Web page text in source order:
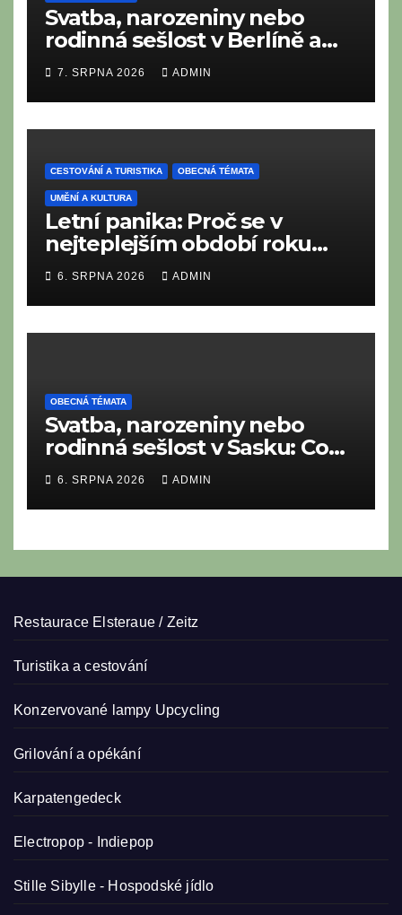
Svatba, narozeniny nebo
rodinná sešlost v Berlíně a
Braniborsku: Co nesmí
chybět na moderním i
tradičním metropolitním
bufetu?
7. SRPNA 2026 ADMIN
CESTOVÁNÍ A TURISTIKA OBECNÁ TÉMATA
UMĚNÍ A KULTURA
Letní panika: Proč se v
nejteplejším období roku
neustále něčeho bojíme?
6. SRPNA 2026 ADMIN
OBECNÁ TÉMATA
Svatba, narozeniny nebo
rodinná sešlost v Sasku: Co
nesmí chybět na tradičním
saském bufetu?
6. SRPNA 2026 ADMIN
Restaurace Elsteraue / Zeitz
Turistika a cestování
Konzervované lampy Upcycling
Grilování a opékání
Karpatengedeck
Electropop - Indiepop
Stille Sibylle - Hospodské jídlo